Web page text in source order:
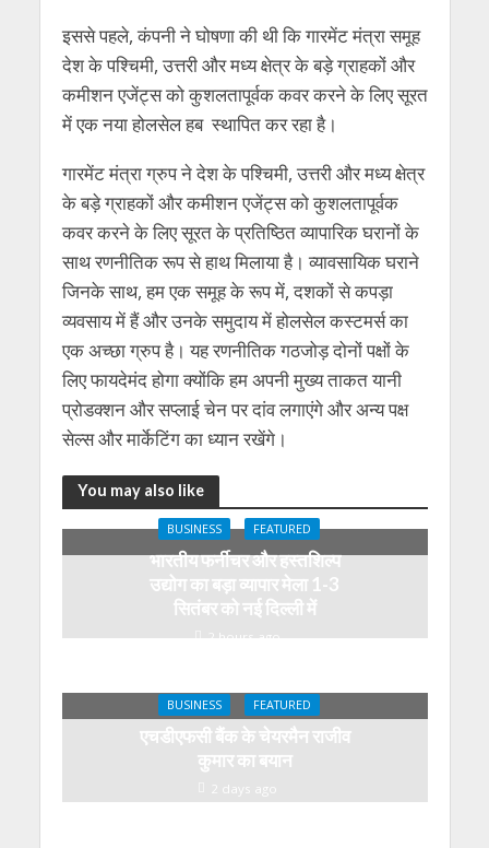
इससे पहले, कंपनी ने घोषणा की थी कि गारमेंट मंत्रा समूह
देश के पश्चिमी, उत्तरी और मध्य क्षेत्र के बड़े ग्राहकों और
कमीशन एजेंट्स को कुशलतापूर्वक कवर करने के लिए सूरत
में एक नया होलसेल हब स्थापित कर रहा है।
गारमेंट मंत्रा ग्रुप ने देश के पश्चिमी, उत्तरी और मध्य क्षेत्र
के बड़े ग्राहकों और कमीशन एजेंट्स को कुशलतापूर्वक
कवर करने के लिए सूरत के प्रतिष्ठित व्यापारिक घरानों के
साथ रणनीतिक रूप से हाथ मिलाया है। व्यावसायिक घराने
जिनके साथ, हम एक समूह के रूप में, दशकों से कपड़ा
व्यवसाय में हैं और उनके समुदाय में होलसेल कस्टमर्स का
एक अच्छा ग्रुप है। यह रणनीतिक गठजोड़ दोनों पक्षों के
लिए फायदेमंद होगा क्योंकि हम अपनी मुख्य ताकत यानी
प्रोडक्शन और सप्लाई चेन पर दांव लगाएंगे और अन्य पक्ष
सेल्स और मार्केटिंग का ध्यान रखेंगे।
You may also like
BUSINESS FEATURED
भारतीय फर्नीचर और हस्तशिल्प
उद्योग का बड़ा व्यापार मेला 1-3
सितंबर को नई दिल्ली में
2 hours ago
BUSINESS FEATURED
एचडीएफसी बैंक के चेयरमैन राजीव
कुमार का बयान
2 days ago